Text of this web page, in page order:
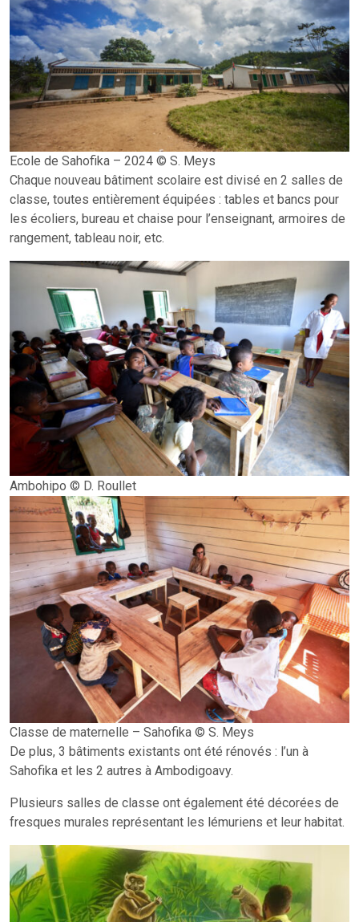
Ecole de Sahofika – 2024 © S. Meys
Chaque nouveau bâtiment scolaire est divisé en 2 salles de
classe, toutes entièrement équipées : tables et bancs pour
les écoliers, bureau et chaise pour l’enseignant, armoires de
rangement, tableau noir, etc.
Ambohipo © D. Roullet
Classe de maternelle – Sahofika © S. Meys
De plus, 3 bâtiments existants ont été rénovés : l’un à
Sahofika et les 2 autres à Ambodigoavy.
Plusieurs salles de classe ont également été décorées de
fresques murales représentant les lémuriens et leur habitat.